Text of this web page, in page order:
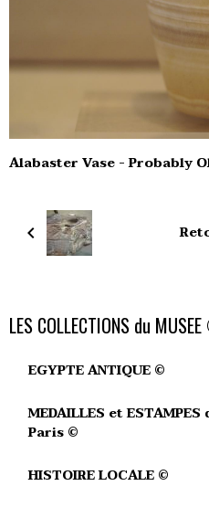
Alabaster Vase - Probably
LES COLLECTIONS du
EGYPTE ANTIQUE ©
MEDAILLES et
Paris ©
HISTOIRE LOCALE ©